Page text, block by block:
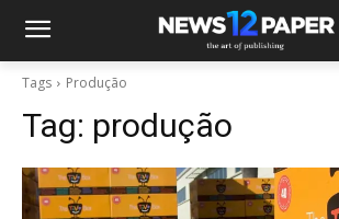
Tags Produção
Tag: produção